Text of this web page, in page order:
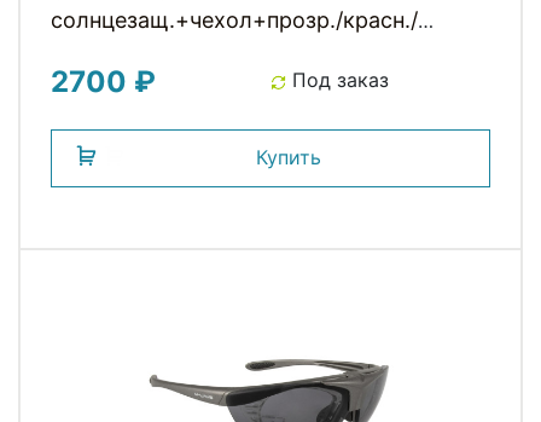
солнцезащ.+чехол+прозр./красн./
M-WAVE
2700 ₽ Под заказ
Купить